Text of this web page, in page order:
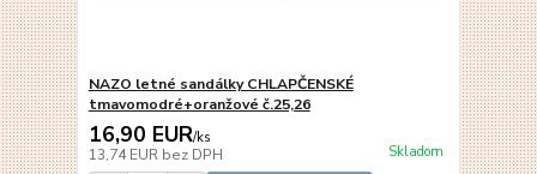
NAZO letné sandálky CHLAPČENSKÉ
tmavomodré+oranžové č.25,26
16,90 EUR/ks
13,74 EUR bez DPH Skladom